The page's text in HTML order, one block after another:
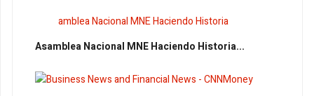
Asamblea Nacional MNE Haciendo Historia...